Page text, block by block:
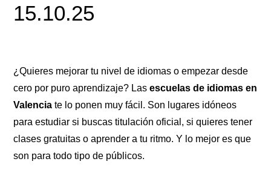
15.10.25
¿Quieres mejorar tu nivel de idiomas o empezar desde
cero por puro aprendizaje? Lasescuelas de idiomas en
Valencia te lo ponen muy fácil. Son lugares idóneos
para estudiar si buscas titulación oficial, si quieres tener
clases gratuitas o aprender a tu ritmo. Y lo mejor es que
son para todo tipo de públicos.